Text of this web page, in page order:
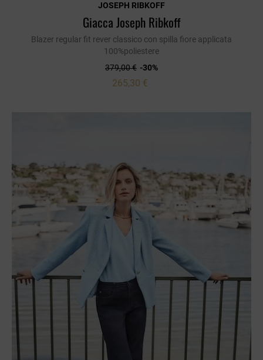
JOSEPH RIBKOFF
Giacca Joseph Ribkoff
Blazer regular fit rever classico con spilla fiore applicata
100%poliestere
379,00 € -30%
265,30 €